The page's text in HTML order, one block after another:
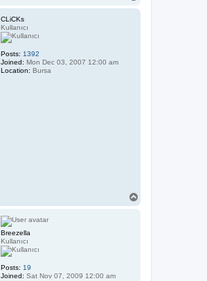
CLiCKs
Kullanıcı
Posts: 1392
Joined: Mon Dec 03, 2007 12:00 am
Location: Bursa
Breezella
Kullanıcı
Posts: 19
Joined: Sat Nov 07, 2009 12:00 am